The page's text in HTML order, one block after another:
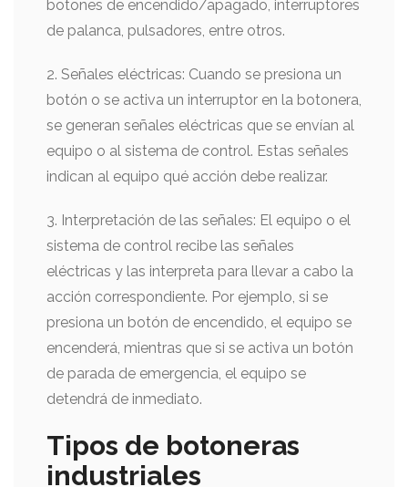
botones de encendido/apagado, interruptores
de palanca, pulsadores, entre otros.
2. Señales eléctricas: Cuando se presiona un
botón o se activa un interruptor en la botonera,
se generan señales eléctricas que se envían al
equipo o al sistema de control. Estas señales
indican al equipo qué acción debe realizar.
3. Interpretación de las señales: El equipo o el
sistema de control recibe las señales
eléctricas y las interpreta para llevar a cabo la
acción correspondiente. Por ejemplo, si se
presiona un botón de encendido, el equipo se
encenderá, mientras que si se activa un botón
de parada de emergencia, el equipo se
detendrá de inmediato.
Tipos de botoneras
industriales